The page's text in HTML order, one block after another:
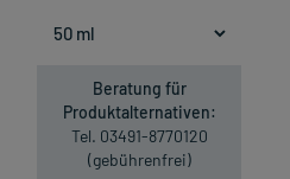
Beratung für
Produktalternativen:
Tel. 03491-8770120
(gebührenfrei)